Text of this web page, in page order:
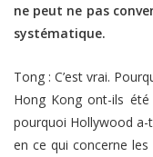
ne peut ne pas
systématique.
Tong : C’est vrai.
Hong Kong ont-ils
pourquoi Hollywood a-
en ce qui concerne les